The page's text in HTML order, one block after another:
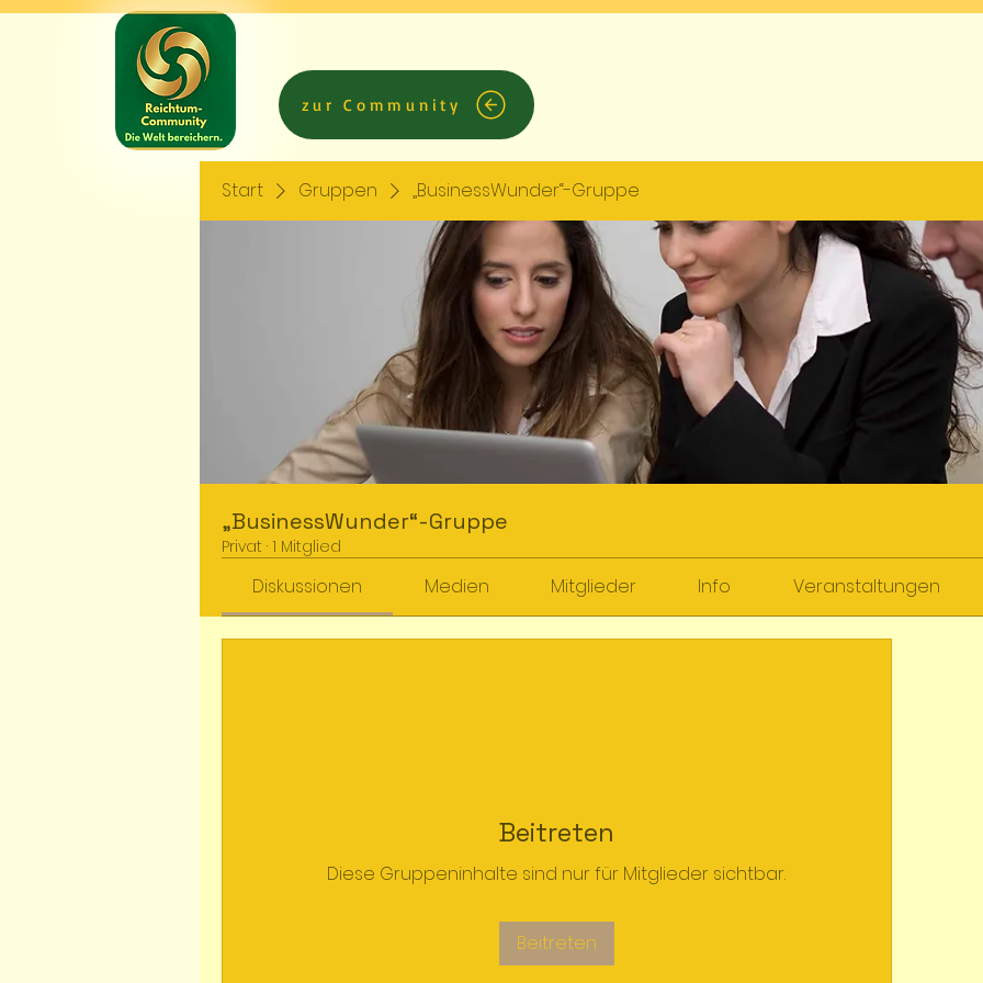
zur Community
Start Gruppen „BusinessWunder“-Gruppe
„BusinessWunder“-Gruppe
Privat · 1 Mitglied
Diskussionen Medien Mitglieder Info Veranstaltungen
Beitreten
Diese Gruppeninhalte sind nur für Mitglieder sichtbar.
Beitreten